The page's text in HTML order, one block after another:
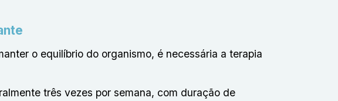
o equilíbrio do organismo, é necessária a terapia
três vezes por semana, com duração de